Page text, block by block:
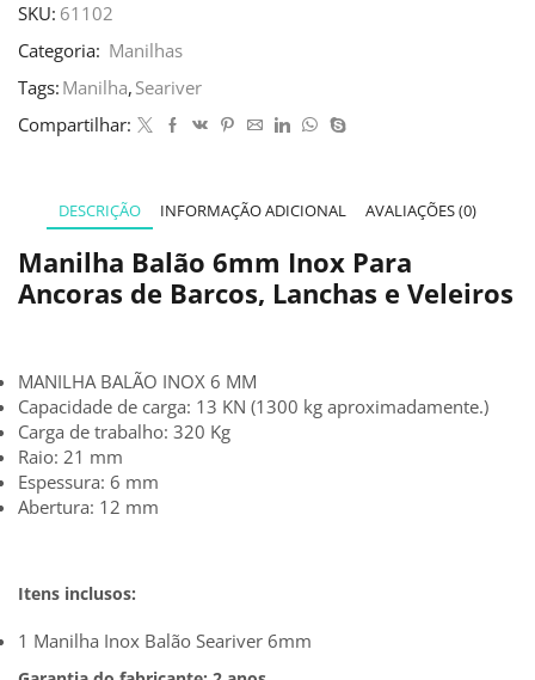
SKU: 61102
Categoria: Manilhas
Tags: Manilha, Seariver
Compartilhar:
DESCRIÇÃO INFORMAÇÃO ADICIONAL AVALIAÇÕES (0)
Manilha Balão 6mm Inox Para
Ancoras de Barcos, Lanchas e Veleiros
MANILHA BALÃO INOX 6 MM
Capacidade de carga: 13 KN (1300 kg aproximadamente.)
Carga de trabalho: 320 Kg
Raio: 21 mm
Espessura: 6 mm
Abertura: 12 mm
Itens inclusos:
1 Manilha Inox Balão Seariver 6mm